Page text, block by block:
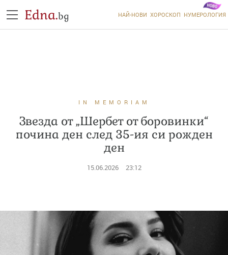
Edna.bg НАЙ-НОВИ ХОРОСКОП НУМЕРОЛОГИЯ
IN MEMORIAM
Звезда от „Шербет от боровинки“
почина ден след 35-ия си рожден
ден
15.06.2026 23:12